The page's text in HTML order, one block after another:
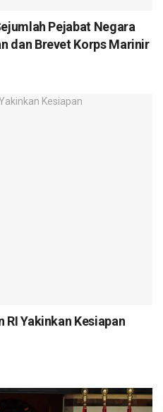
Pejabat Negara
dan Brevet Korps Marinir
RI Yakinkan Kesiapan